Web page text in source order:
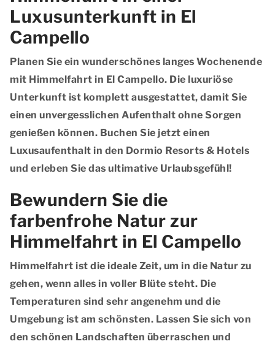
Luxusunterkunft in El
Campello
Planen Sie ein wunderschönes langes Wochenende
mit Himmelfahrt in El Campello. Die luxuriöse
Unterkunft ist komplett ausgestattet, damit Sie
einen unvergesslichen Aufenthalt ohne Sorgen
genießen können. Buchen Sie jetzt einen
Luxusaufenthalt in den Dormio Resorts & Hotels
und erleben Sie das ultimative Urlaubsgefühl!
Bewundern Sie die
farbenfrohe Natur zur
Himmelfahrt in El Campello
Himmelfahrt ist die ideale Zeit, um in die Natur zu
gehen, wenn alles in voller Blüte steht. Die
Temperaturen sind sehr angenehm und die
Umgebung ist am schönsten. Lassen Sie sich von
den schönen Landschaften überraschen und